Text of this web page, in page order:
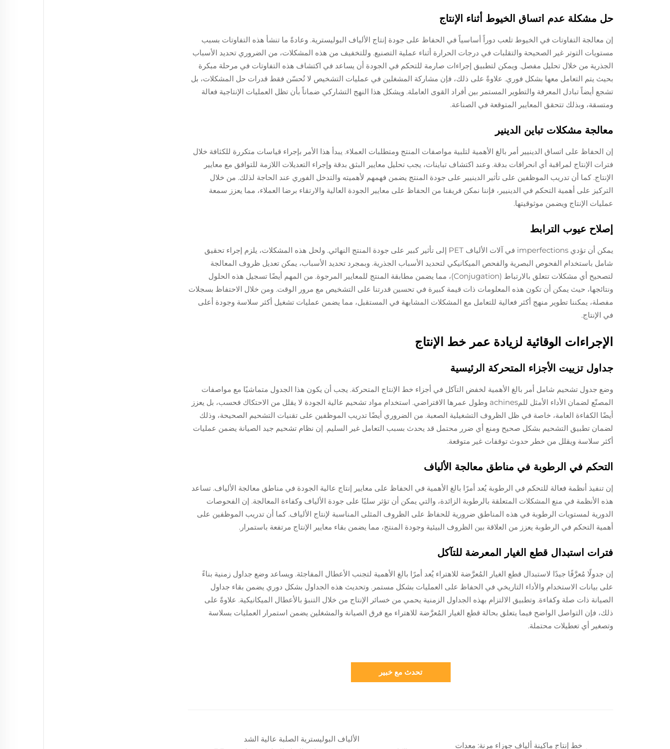
حل مشكلة عدم اتساق الخيوط أثناء الإنتاج
إن معالجة التفاوتات في الخيوط تلعب دوراً أساسياً في الحفاظ على جودة إنتاج الألياف البوليسترية. وعادةً ما تنشأ هذه التفاوتات بسبب
مستويات التوتر غير الصحيحة والتقلبات في درجات الحرارة أثناء عملية التصنيع. وللتخفيف من هذه المشكلات، من الضروري تحديد الأسباب
الجذرية من خلال تحليل مفصل. ويمكن لتطبيق إجراءات صارمة للتحكم في الجودة أن يساعد في اكتشاف هذه التفاوتات في مرحلة مبكرة
بحيث يتم التعامل معها بشكل فوري. علاوةً على ذلك، فإن مشاركة المشغلين في عمليات التشخيص لا تُحسّن فقط قدرات حل المشكلات، بل
تشجع أيضاً تبادل المعرفة والتطوير المستمر بين أفراد القوى العاملة. ويشكل هذا النهج التشاركي ضماناً بأن تظل العمليات الإنتاجية فعالة
ومتسقة، وبذلك تتحقق المعايير المتوقعة في الصناعة.
معالجة مشكلات تباين الدينير
إن الحفاظ على اتساق الدينيير أمر بالغ الأهمية لتلبية مواصفات المنتج ومتطلبات العملاء. يبدأ هذا الأمر بإجراء قياسات متكررة للكثافة خلال
فترات الإنتاج لمراقبة أي انحرافات بدقة. وعند اكتشاف تباينات، يجب تحليل معايير البثق بدقة وإجراء التعديلات اللازمة للتوافق مع معايير
الإنتاج. كما أن تدريب الموظفين على تأثير الدينيير على جودة المنتج يضمن فهمهم لأهميته والتدخل الفوري عند الحاجة لذلك. من خلال
التركيز على أهمية التحكم في الدينيير، فإننا نمكن فريقنا من الحفاظ على معايير الجودة العالية والارتقاء برضا العملاء، مما يعزز سمعة
عمليات الإنتاج ويضمن موثوقيتها.
إصلاح عيوب الترابط
يمكن أن تؤدي imperfections في آلات الألياف PET إلى تأثير كبير على جودة المنتج النهائي. ولحل هذه المشكلات، يلزم إجراء تحقيق
شامل باستخدام الفحوص البصرية والفحص الميكانيكي لتحديد الأسباب الجذرية. وبمجرد تحديد الأسباب، يمكن تعديل ظروف المعالجة
لتصحيح أي مشكلات تتعلق بالارتباط (Conjugation)، مما يضمن مطابقة المنتج للمعايير المرجوة. من المهم أيضًا تسجيل هذه الحلول
ونتائجها، حيث يمكن أن تكون هذه المعلومات ذات قيمة كبيرة في تحسين قدرتنا على التشخيص مع مرور الوقت. ومن خلال الاحتفاظ بسجلات
مفصلة، يمكننا تطوير منهج أكثر فعالية للتعامل مع المشكلات المشابهة في المستقبل، مما يضمن عمليات تشغيل أكثر سلاسة وجودة أعلى
في الإنتاج.
الإجراءات الوقائية لزيادة عمر خط الإنتاج
جداول تزييت الأجزاء المتحركة الرئيسية
وضع جدول تشحيم شامل أمر بالغ الأهمية لخفض التآكل في أجزاء خط الإنتاج المتحركة. يجب أن يكون هذا الجدول متماشيًا مع مواصفات
المصنّع لضمان الأداء الأمثل للمachines وطول عمرها الافتراضي. استخدام مواد تشحيم عالية الجودة لا يقلل من الاحتكاك فحسب، بل يعزز
أيضًا الكفاءة العامة، خاصة في ظل الظروف التشغيلية الصعبة. من الضروري أيضًا تدريب الموظفين على تقنيات التشحيم الصحيحة، وذلك
لضمان تطبيق التشحيم بشكل صحيح ومنع أي ضرر محتمل قد يحدث بسبب التعامل غير السليم. إن نظام تشحيم جيد الصيانة يضمن عمليات
أكثر سلاسة ويقلل من خطر حدوث توقفات غير متوقعة.
التحكم في الرطوبة في مناطق معالجة الألياف
إن تنفيذ أنظمة فعالة للتحكم في الرطوبة يُعد أمرًا بالغ الأهمية في الحفاظ على معايير إنتاج عالية الجودة في مناطق معالجة الألياف. تساعد
هذه الأنظمة في منع المشكلات المتعلقة بالرطوبة الزائدة، والتي يمكن أن تؤثر سلبًا على جودة الألياف وكفاءة المعالجة. إن الفحوصات
الدورية لمستويات الرطوبة في هذه المناطق ضرورية للحفاظ على الظروف المثلى المناسبة لإنتاج الألياف. كما أن تدريب الموظفين على
أهمية التحكم في الرطوبة يعزز من العلاقة بين الظروف البيئية وجودة المنتج، مما يضمن بقاء معايير الإنتاج مرتفعة باستمرار.
فترات استبدال قطع الغيار المعرضة للتآكل
إن جدولًا مُعرَّفًا جيدًا لاستبدال قطع الغيار المُعرَّضة للاهتراء يُعد أمرًا بالغ الأهمية لتجنب الأعطال المفاجئة. ويساعد وضع جداول زمنية بناءً
على بيانات الاستخدام والأداء التاريخي في الحفاظ على العمليات بشكل مستمر. وتحديث هذه الجداول بشكل دوري يضمن بقاء جداول
الصيانة ذات صلة وكفاءة. وتطبيق الالتزام بهذه الجداول الزمنية يحمي من خسائر الإنتاج من خلال التنبؤ بالأعطال الميكانيكية. علاوةً على
ذلك، فإن التواصل الواضح فيما يتعلق بحالة قطع الغيار المُعرَّضة للاهتراء مع فرق الصيانة والمشغلين يضمن استمرار العمليات بسلاسة
وتصغير أي تعطيلات محتملة.
تحدث مع خبير
خط إنتاج ماكينة ألياف جوزاء مرنة: معدات
الألياف البوليسترية الصلبة عالية الشد